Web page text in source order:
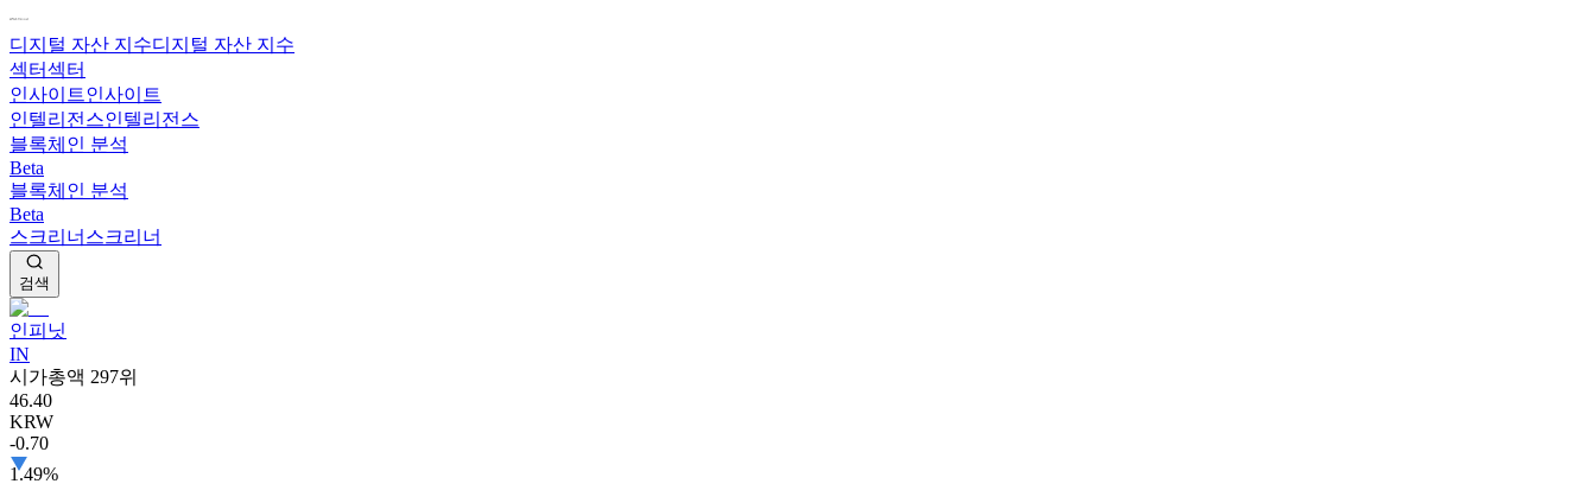
디지털 자산 지수디지털 자산 지수
섹터섹터
인사이트인사이트
인텔리전스인텔리전스
블록체인 분석
Beta
블록체인 분석
Beta
스크리너 스크리너
검색
인피닛
IN
시가총액 297위
46.40
KRW
-0.70
1.49%